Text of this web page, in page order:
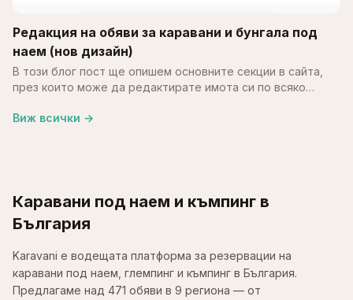
Редакция на обяви за каравани и бунгала под
наем (нов дизайн)
В този блог пост ще опишем основните секции в сайта,
през които може да редактирате имота си по всяко
системата…
Виж всички →
Каравани под наем и къмпинг в
България
Karavani е водещата платформа за резервации на
каравани под наем, глемпинг и къмпинг в България.
Предлагаме над 471 обяви в 9 региона — от